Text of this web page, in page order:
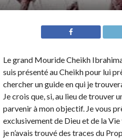
Le grand Mouride Cheikh
suis présenté au Cheikh pour lui
chercher un guide en qui je
Je crois que, si, au lieu de trouver
parvenir à mon objectif. Je vous
exclusivement de Dieu et de la
je n’avais trouvé des traces du